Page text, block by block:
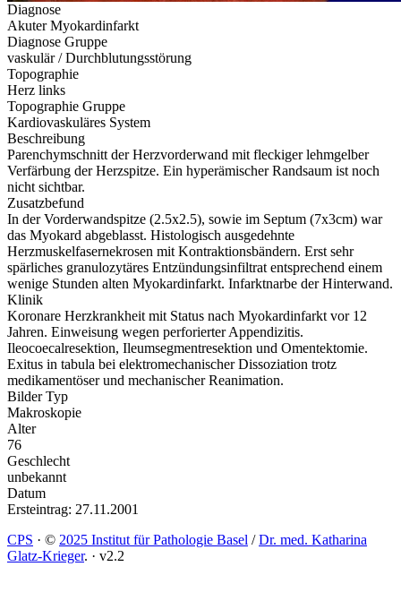
Diagnose
Akuter Myokardinfarkt
Diagnose Gruppe
vaskulär / Durchblutungsstörung
Topographie
Herz links
Topographie Gruppe
Kardiovaskuläres System
Beschreibung
Parenchymschnitt der Herzvorderwand mit fleckiger lehmgelber
Verfärbung der Herzspitze. Ein hyperämischer Randsaum ist noch
nicht sichtbar.
Zusatzbefund
In der Vorderwandspitze (2.5x2.5), sowie im Septum (7x3cm) war
das Myokard abgeblasst. Histologisch ausgedehnte
Herzmuskelfasernekrosen mit Kontraktionsbändern. Erst sehr
spärliches granulozytäres Entzündungsinfiltrat entsprechend einem
wenige Stunden alten Myokardinfarkt. Infarktnarbe der Hinterwand.
Klinik
Koronare Herzkrankheit mit Status nach Myokardinfarkt vor 12
Jahren. Einweisung wegen perforierter Appendizitis.
Ileocoecalresektion, Ileumsegmentresektion und Omentektomie.
Exitus in tabula bei elektromechanischer Dissoziation trotz
medikamentöser und mechanischer Reanimation.
Bilder Typ
Makroskopie
Alter
76
Geschlecht
unbekannt
Datum
Ersteintrag: 27.11.2001
CPS · © 2025 Institut für Pathologie Basel /Dr. med. Katharina
Glatz-Krieger. · v2.2